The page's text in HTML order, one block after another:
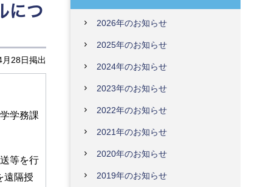
につ
28日掲出
学務課
等を行
遠隔授
2026年のお知らせ
2025年のお知らせ
2024年のお知らせ
2023年のお知らせ
2022年のお知らせ
2021年のお知らせ
2020年のお知らせ
2019年のお知らせ